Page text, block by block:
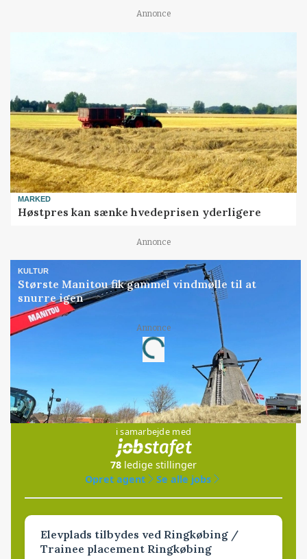
Annonce
MARKED
Høstpres kan sænke hvedeprisen yderligere
Annonce
KULTUR
Største Manitou fik gammel vindmølle til at
snurre igen
Annonce
Loading...
Jobs
i samarbejde med
78 ledige stillinger
Opret agent
Se alle jobs
Elevplads tilbydes ved Ringkøbing /
Trainee placement Ringkøbing